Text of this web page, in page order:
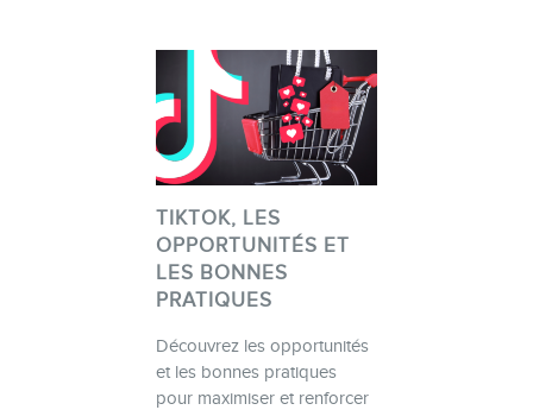
TIKTOK, LES
OPPORTUNITÉS ET
LES BONNES
PRATIQUES
Découvrez les opportunités
et les bonnes pratiques
pour maximiser et renforcer